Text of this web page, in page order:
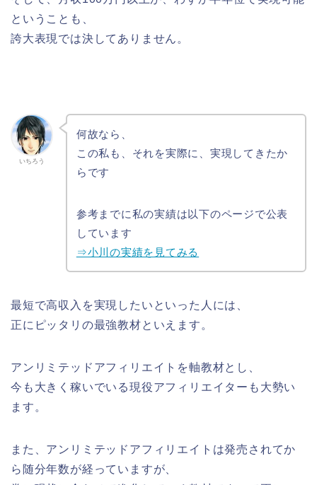
ということも、
誇大表現では決してありません。
いちろう
何故なら、
この私も、それを実際に、実現してきたか
らです
参考までに私の実績は以下のページで公表
しています
⇒小川の実績を見てみる
最短で高収入を実現したいといった人には、
正にピッタリの最強教材といえます。
アンリミテッドアフィリエイトを軸教材とし、
今も大きく稼いでいる現役アフィリエイターも大勢い
ます。
また、アンリミテッドアフィリエイトは発売されてか
ら随分年数が経っていますが、